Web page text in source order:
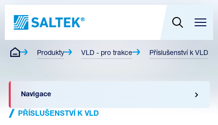
Produkty VLD - pro trakce Příslušenství k VLD
Navigace
PŘÍSLUŠENSTVÍ K VLD